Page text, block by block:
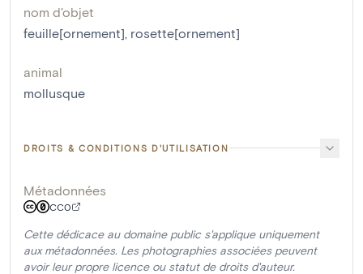
nom d'objet
feuille[ornement] rosette[ornement]
animal
mollusque
DROITS & CONDITIONS D'UTILISATION
Métadonnées
CC0
Cette dédicace au domaine public s'applique uniquement
aux métadonnées. Les photographies associées peuvent
avoir leur propre licence ou statut de droits d'auteur.